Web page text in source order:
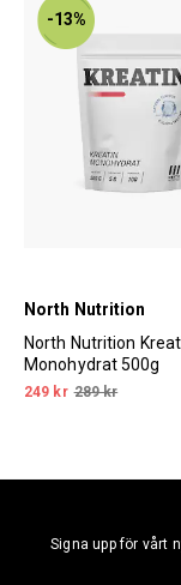
-13%
North Nutrition
North Nutrition
Monohydrat 500g
249 kr 289 kr
Signa upp för vårt